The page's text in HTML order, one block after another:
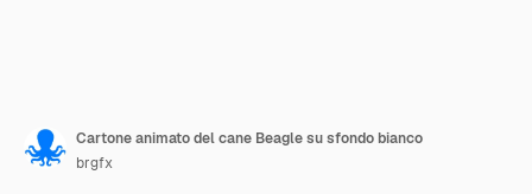
Cartone animato del cane Beagle su sfondo bianco
brgfx